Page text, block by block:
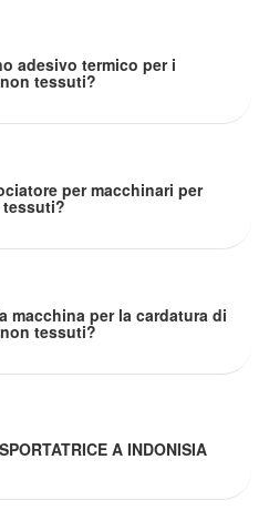
adesivo termico per i
tessuti?
per macchinari per
macchina per la cardatura di
tessuti?
A INDONISIA